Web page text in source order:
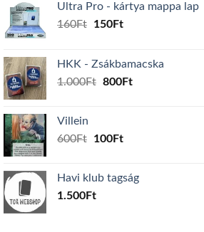
Ultra Pro - kártya mappa lap
160Ft
Original
160Ft.
150FtCurrent
150Ft.
HKK - Zsákbamacska
1.000Ft Original
800FtCurrent
Villein
600Ft
Original
600Ft.
100FtCurrent
100Ft.
Havi klub tagság
1.500Ft